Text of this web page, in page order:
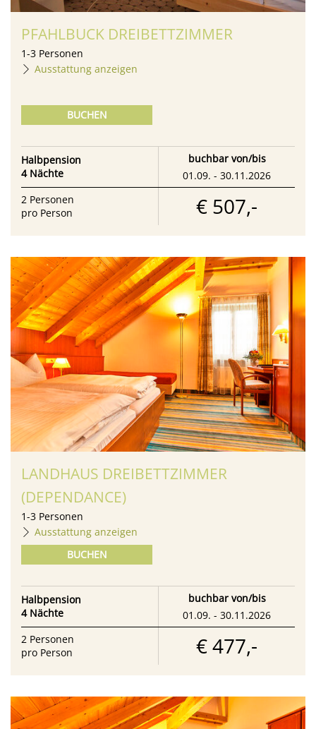
PFAHLBUCK DREIBETTZIMMER
1-3 Personen
Ausstattung anzeigen
BUCHEN
Halbpension
4 Nächte
buchbar von/bis
01.09. - 30.11.2026
2 Personen
pro Person
€ 507,-
LANDHAUS DREIBETTZIMMER
(DEPENDANCE)
1-3 Personen
Ausstattung anzeigen
BUCHEN
Halbpension
4 Nächte
buchbar von/bis
01.09. - 30.11.2026
2 Personen
pro Person
€ 477,-